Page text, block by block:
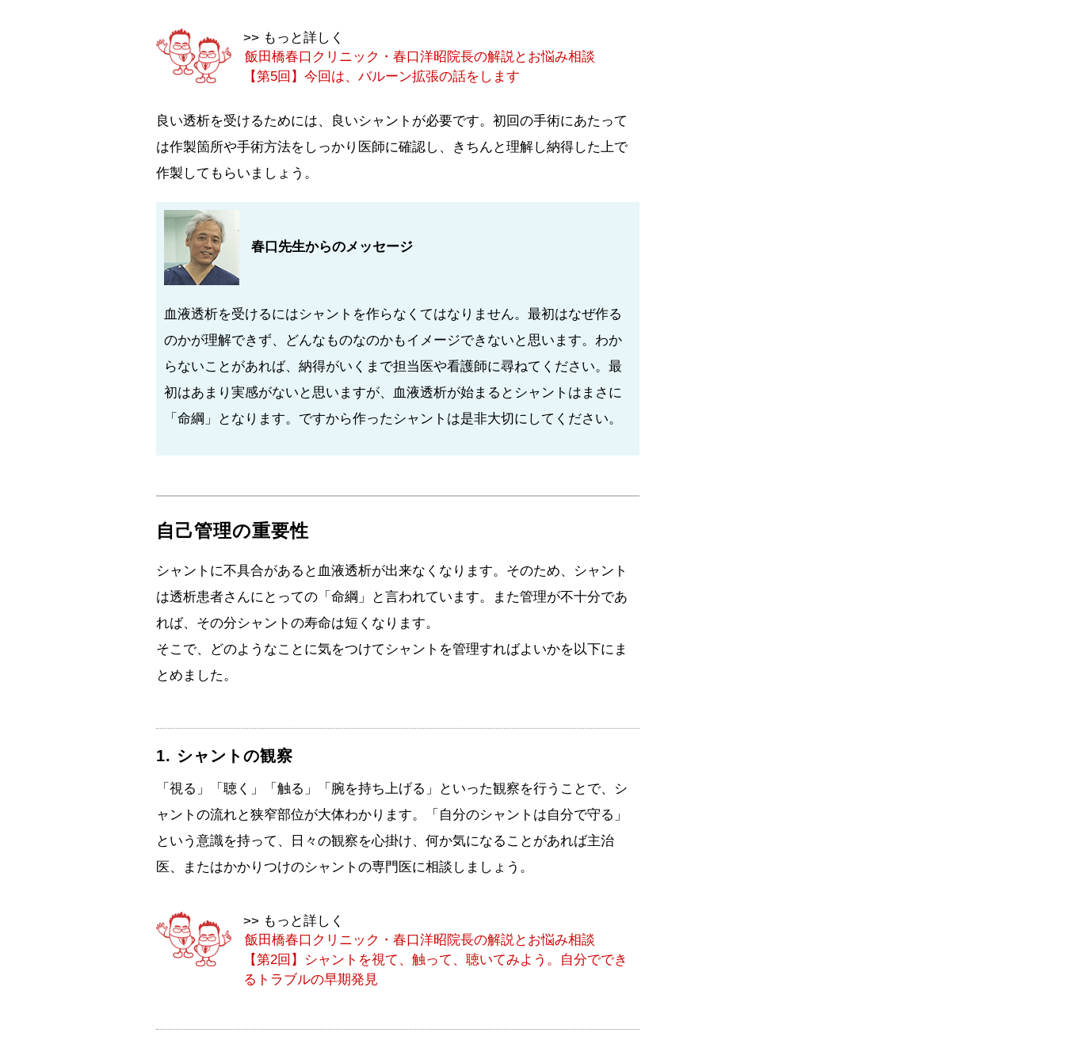
>> もっと詳しく
飯田橋春口クリニック・春口洋昭院長の解説とお悩み相談
【第5回】今回は、バルーン拡張の話をします
良い透析を受けるためには、良いシャントが必要です。初回の手術にあたって
は作製箇所や手術方法をしっかり医師に確認し、きちんと理解し納得した上で
作製してもらいましょう。
春口先生からのメッセージ
血液透析を受けるにはシャントを作らなくてはなりません。最初はなぜ作る
のかが理解できず、どんなものなのかもイメージできないと思います。わか
らないことがあれば、納得がいくまで担当医や看護師に尋ねてください。最
初はあまり実感がないと思いますが、血液透析が始まるとシャントはまさに
「命綱」となります。ですから作ったシャントは是非大切にしてください。
自己管理の重要性
シャントに不具合があると血液透析が出来なくなります。そのため、シャント
は透析患者さんにとっての「命綱」と言われています。また管理が不十分であ
れば、その分シャントの寿命は短くなります。
そこで、どのようなことに気をつけてシャントを管理すればよいかを以下にま
とめました。
1. シャントの観察
「視る」「聴く」「触る」「腕を持ち上げる」といった観察を行うことで、シ
ャントの流れと狭窄部位が大体わかります。「自分のシャントは自分で守る」
という意識を持って、日々の観察を心掛け、何か気になることがあれば主治
医、またはかかりつけのシャントの専門医に相談しましょう。
>> もっと詳しく
飯田橋春口クリニック・春口洋昭院長の解説とお悩み相談
【第2回】シャントを視て、触って、聴いてみよう。自分ででき
るトラブルの早期発見